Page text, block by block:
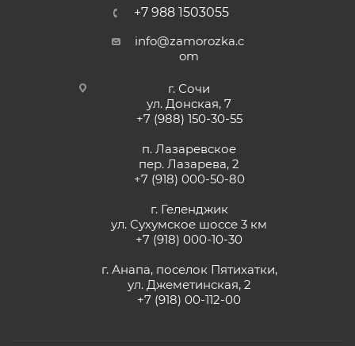
+7 988 1503055
info@zamorozka.c
om
г. Сочи
ул. Донская, 7
+7 (988) 150-30-55
п. Лазаревское
пер. Лазарева, 2
+7 (918) 000-50-80
г. Геленджик
ул. Сухумское шоссе 3 км
+7 (918) 000-10-30
г. Анапа, поселок Пятихатки,
ул. Джеметинская, 2
+7 (918) 00-112-00